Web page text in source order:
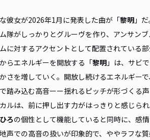
彼女が2026年1月に発表した曲が「黎明 」
隊がしっかりとグルーヴを作り、アンサン
に対するアクセントとして配置されている
らエネルギーを開放する「黎明 」は、サビ
さを増していく。開放し続けるエネルギー
踏み込む高音ーー揺れるピッチが形づくる
ルは、前に押し出す力がはっきりと感じら
ろの個性として機能していると同時に、感
声での高音の扱いが印象的で、ややラフな